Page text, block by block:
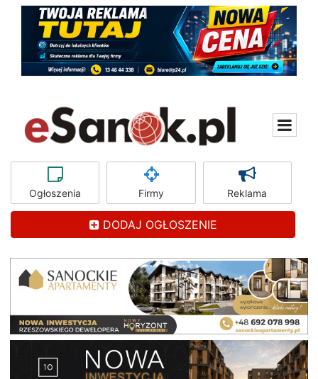
Ogłoszenia Firmy Reklama
DODAJ OGŁOSZENIE